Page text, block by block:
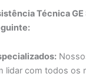
Técnica GE
lidar com todos os